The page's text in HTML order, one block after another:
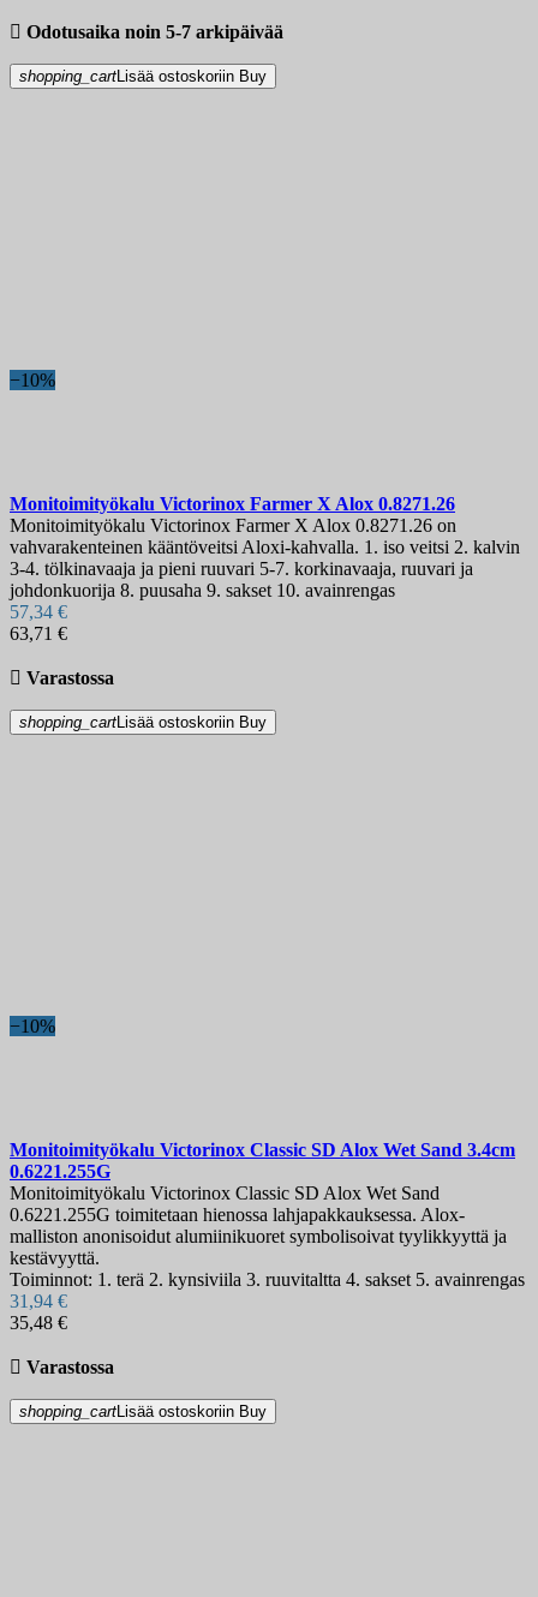
 Odotusaika noin 5-7 arkipäivää
shopping_cartLisää ostoskoriin Buy
−10%
Monitoimityökalu Victorinox Farmer X Alox 0.8271.26
Monitoimityökalu Victorinox Farmer X Alox 0.8271.26 on
vahvarakenteinen kääntöveitsi Aloxi-kahvalla. 1. iso veitsi 2. kalvin
3-4. tölkinavaaja ja pieni ruuvari 5-7. korkinavaaja, ruuvari ja
johdonkuorija 8. puusaha 9. sakset 10. avainrengas
57,34 €
63,71 €
 Varastossa
shopping_cartLisää ostoskoriin Buy
−10%
Monitoimityökalu Victorinox Classic SD Alox Wet Sand 3.4cm
0.6221.255G
Monitoimityökalu Victorinox Classic SD Alox Wet Sand
0.6221.255G toimitetaan hienossa lahjapakkauksessa. Alox-
malliston anonisoidut alumiinikuoret symbolisoivat tyylikkyyttä ja
kestävyyttä.
Toiminnot: 1. terä 2. kynsiviila 3. ruuvitaltta 4. sakset 5. avainrengas
31,94 €
35,48 €
 Varastossa
shopping_cartLisää ostoskoriin Buy